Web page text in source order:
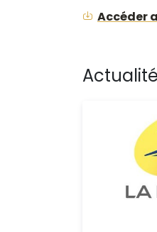
Accéder